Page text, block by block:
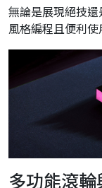
無論是展現絕技
風格編程且便利使
多功能滾